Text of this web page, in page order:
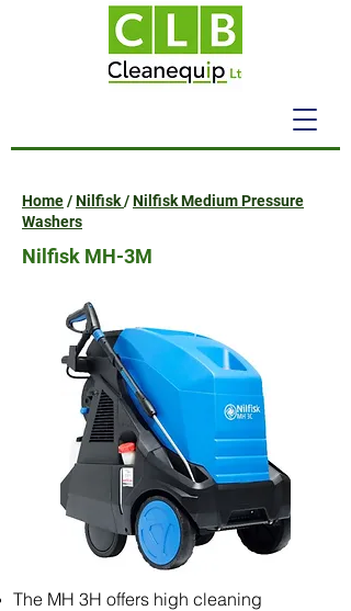
Home/Nilfisk/Nilfisk Medium Pressure
Washers
Nilfisk MH-3M
The MH 3H offers high cleaning